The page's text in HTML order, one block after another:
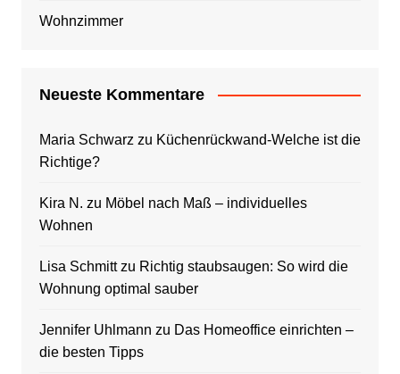
Wohnzimmer
Neueste Kommentare
Maria Schwarz zu Küchenrückwand-Welche ist die
Richtige?
Kira N. zu Möbel nach Maß – individuelles
Wohnen
Lisa Schmittzu Richtig staubsaugen: So wird die
Wohnung optimal sauber
Jennifer Uhlmann zu Das Homeoffice einrichten –
die besten Tipps